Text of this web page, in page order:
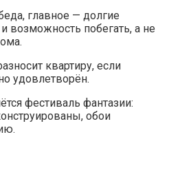
главное — долгие
возможность побегать, а не
квартиру, если
удовлетворён.
фестиваль фантазии:
обои